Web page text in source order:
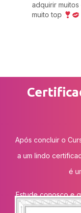
adquirir
muito top
Após concluir o
a um lindo
é
Estude conosco e